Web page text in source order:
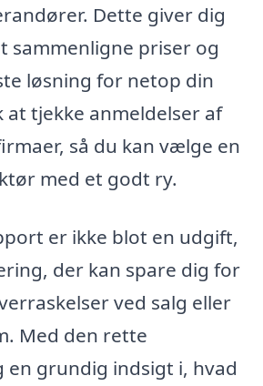
Dette giver dig
sammenligne priser og
løsning for netop din
at tjekke anmeldelser af
så du kan vælge en
med et godt ry.
er ikke blot en udgift,
der kan spare dig for
ved salg eller
Med den rette
grundig indsigt i, hvad